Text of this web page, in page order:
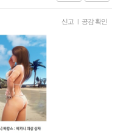
신고 | 공감 확인